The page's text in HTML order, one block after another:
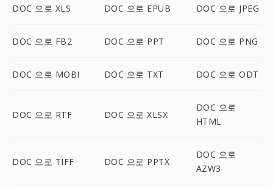
DOC 으로 XLS DOC 으로 EPUB DOC 으로 JPEG
DOC 으로 FB2 DOC 으로 PPT DOC 으로 PNG
DOC 으로 MOBI DOC 으로 TXT DOC 으로 ODT
DOC 으로 RTF DOC 으로 XLSX
DOC 으로
HTML
DOC 으로 TIFF DOC 으로 PPTX
DOC 으로
AZW3